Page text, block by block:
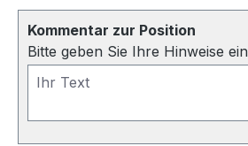
Kommentar zur Position
Bitte geben Sie Ihre Hinweise ein